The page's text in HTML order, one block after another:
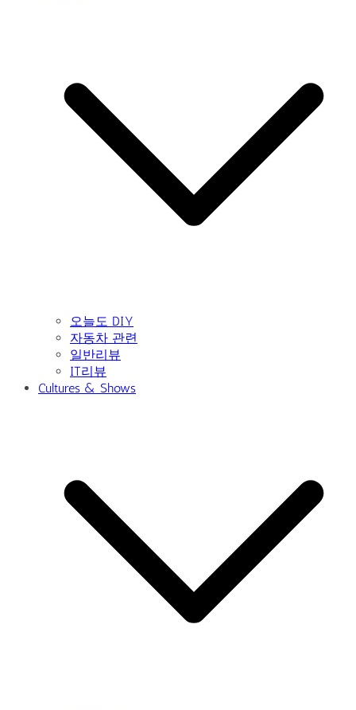
오늘도 DIY
자동차 관련
일반리뷰
IT리뷰
Cultures & Shows